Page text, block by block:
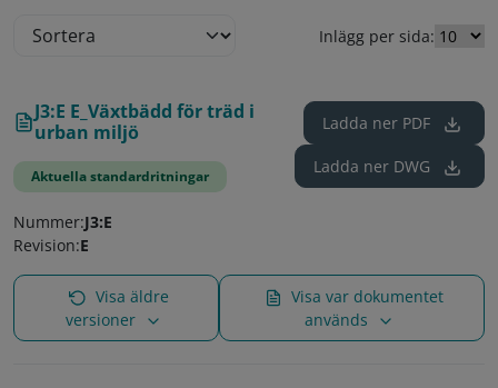
Inlägg per sida:
J3:E E_Växtbädd för träd i
urban miljö
Aktuella standardritningar
Ladda ner PDF
Ladda ner DWG
Nummer:J3:E
Revision:E
Visa äldre
versioner
Visa var dokumentet
används